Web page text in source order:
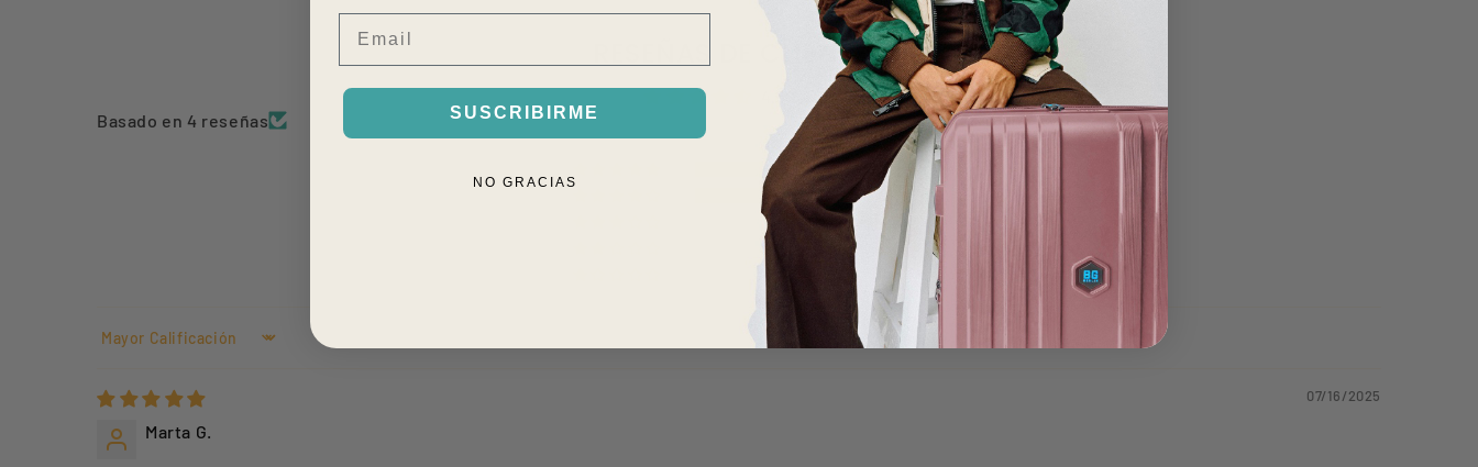
RESEÑAS DE CLIENTES
4.50 de 5
Basado en 4 reseñas
2
2
0
0
Sort by
07/16/2025
Marta G.
SUSCRIBIRME
NO GRACIAS